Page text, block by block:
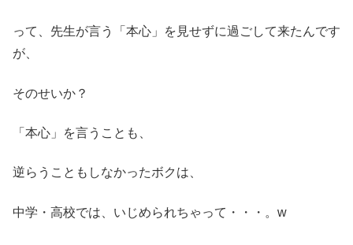
って、先生が言う「本心」を見せずに過ごして来たんです
が、
そのせいか？
「本心」を言うことも、
逆らうこともしなかったボクは、
中学・高校では、いじめられちゃって・・・。w